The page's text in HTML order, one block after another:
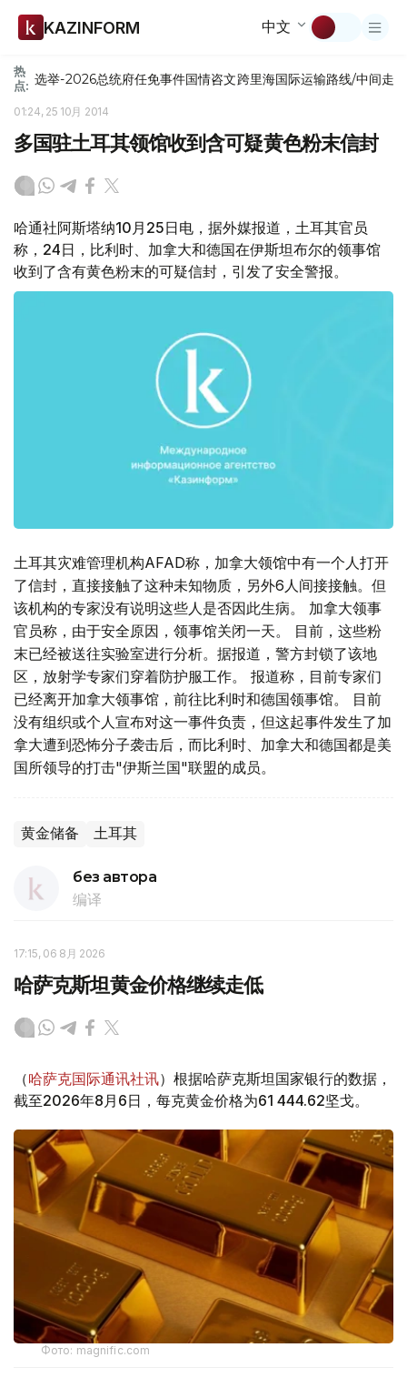
KAZINFORM 中文
热
点: 选举-2026总统府任免事件国情咨文跨里海国际运输路线/中间走廊
01:24, 25 10月 2014
多国驻土耳其领馆收到含可疑黄色粉末信封
哈通社阿斯塔纳10月25日电，据外媒报道，土耳其官员
称，24日，比利时、加拿大和德国在伊斯坦布尔的领事馆
收到了含有黄色粉末的可疑信封，引发了安全警报。
土耳其灾难管理机构AFAD称，加拿大领馆中有一个人打开
了信封，直接接触了这种未知物质，另外6人间接接触。但
该机构的专家没有说明这些人是否因此生病。 加拿大领事
官员称，由于安全原因，领事馆关闭一天。 目前，这些粉
末已经被送往实验室进行分析。据报道，警方封锁了该地
区，放射学专家们穿着防护服工作。 报道称，目前专家们
已经离开加拿大领事馆，前往比利时和德国领事馆。 目前
没有组织或个人宣布对这一事件负责，但这起事件发生了加
拿大遭到恐怖分子袭击后，而比利时、加拿大和德国都是美
国所领导的打击"伊斯兰国"联盟的成员。
黄金储备 土耳其
без автора
编译
17:15, 06 8月 2026
哈萨克斯坦黄金价格继续走低
（哈萨克国际通讯社讯）根据哈萨克斯坦国家银行的数据，
截至2026年8月6日，每克黄金价格为61 444.62坚戈。
Фото: magnific.com